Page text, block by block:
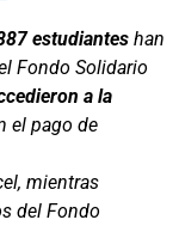
estudiantes han
Fondo Solidario
a la
el pago de
mientras
del Fondo